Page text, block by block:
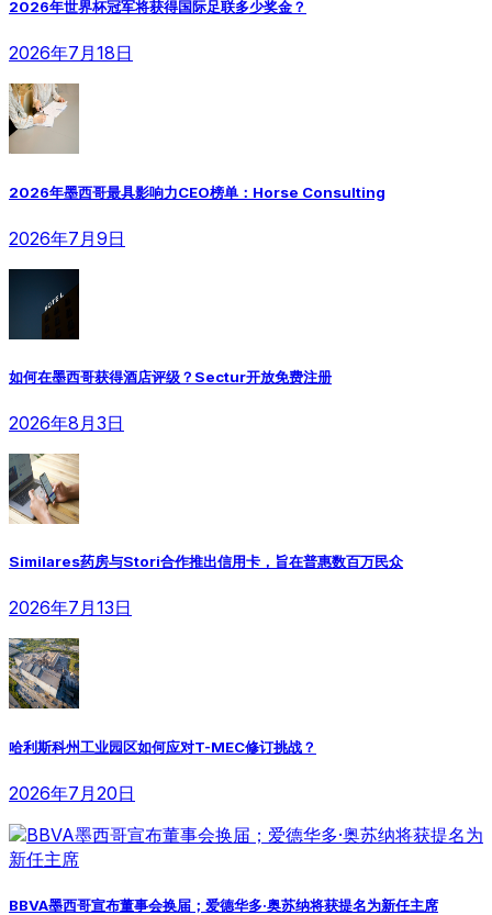
2026年世界杯冠军将获得国际足联多少奖金？
2026年7月18日
2026年墨西哥最具影响力CEO榜单：Horse Consulting
2026年7月9日
如何在墨西哥获得酒店评级？Sectur开放免费注册
2026年8月3日
Similares药房与Stori合作推出信用卡，旨在普惠数百万民众
2026年7月13日
哈利斯科州工业园区如何应对T-MEC修订挑战？
2026年7月20日
BBVA墨西哥宣布董事会换届；爱德华多·奥苏纳将获提名为新任主席